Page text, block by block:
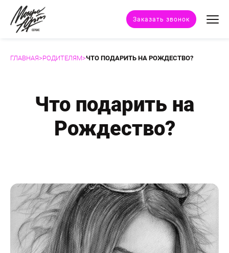
Заказать звонок
Техники портрета
Стили портрета
Дополнительные услуги
Отзывы клиентов
Сертификат
Статьи
ГЛАВНАЯ>РОДИТЕЛЯМ>ЧТО ПОДАРИТЬ НА РОЖДЕСТВО?
Что подарить на
Рождество?